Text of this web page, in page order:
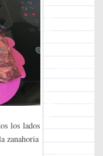
los lados
zanahoria